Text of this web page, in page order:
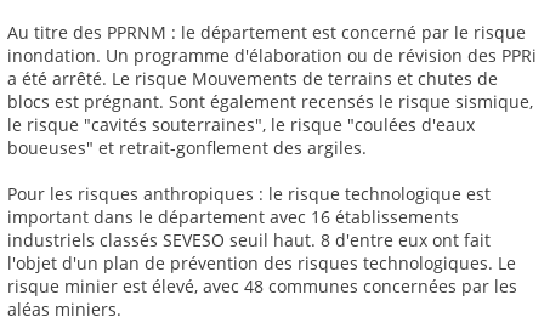
Au titre des PPRNM : le département est concerné par le risque
inondation. Un programme d'élaboration ou de révision des PPRi
a été arrêté. Le risque Mouvements de terrains et chutes de
blocs est prégnant. Sont également recensés le risque sismique,
le risque "cavités souterraines", le risque "coulées d'eaux
boueuses" et retrait-gonflement des argiles.
Pour les risques anthropiques : le risque technologique est
important dans le département avec 16 établissements
industriels classés SEVESO seuil haut. 8 d'entre eux ont fait
l'objet d'un plan de prévention des risques technologiques. Le
risque minier est élevé, avec 48 communes concernées par les
aléas miniers.